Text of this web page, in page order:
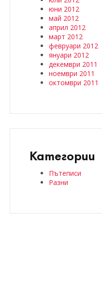
юни 2012
май 2012
април 2012
март 2012
февруари 2012
януари 2012
декември 2011
ноември 2011
октомври 2011
Категории
Пътеписи
Разни